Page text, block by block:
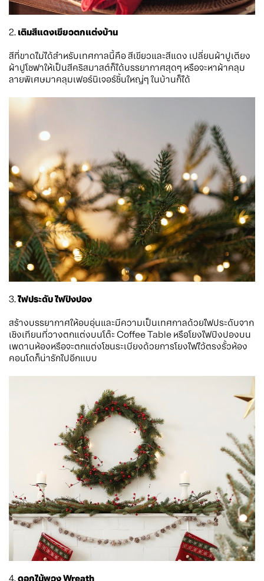
2. เติมสีแดงเขียวตกแต่งบ้าน
สีที่ขาดไม่ได้สำหรับเทศกาลนี้คือ สีเขียวและสีแดง เปลี่ยนผ้าปูเตียง
ผ้าปูโซฟาให้เป็นสีคริสมาสต์ก็ได้บรรยากาศสุดๆ หรือจะหาผ้าคลุม
ลายพิเศษมาคลุมเฟอร์นิเจอร์ชิ้นใหญ่ๆ ในบ้านก็ได้
3.ไฟประดับ ไฟปิงปอง
สร้างบรรยากาศให้อบอุ่นและมีความเป็นเทศกาลด้วยไฟประดับจาก
เชิงเทียนที่วางตกแต่งบนโต๊ะ Coffee Table หรือโยงไฟปิงปองบน
เพดานห้องหรือจะตกแต่งโซนระเบียงด้วยการโยงไฟไว้ตรงรั้วห้อง
คอนโดก็น่ารักไปอีกแบบ
4.ดอกไม้พวง Wreath